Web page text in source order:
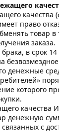
качества
право
товар
заказа.
в срок
денежные
которого
качества
денежную
с